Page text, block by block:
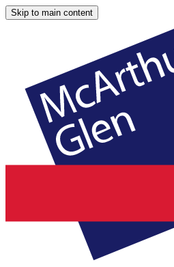
Skip to main content